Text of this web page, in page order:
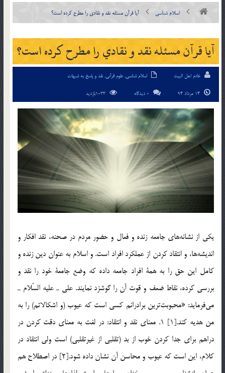
اسلام شناسی آيا قرآن مسئله نقد و نقادي را مطرح كرده است؟
آيا قرآن مسئله نقد و نقادي را مطرح كرده است؟
خادم اهل البیت اسلام شناسی,علوم قرآنی, نقد و پاسخ به شبهات
0 دیدگاه
يكي از نشانه‌هاي جامعه زنده و فعال و حضور مردم در صحنه، نقد افكار و
انديشه‌ها، و انتقاد كردن از عملكرد افراد است. و اسلام به عنوان دين زنده و
كامل اين حق را به همة افراد جامعه داده كه وضع جامعة خود را نقد و
بررسي كرده، نقاط ضعف و قوت آن را گوشزد نمايند. علي ـ عليه السّلام ـ
مي‌فرمايد: «محبوبت‌ترين برادرانم كسي است كه عيوب (و اشكالاتم) را به
من هديه كند.[1] 1. معناي نقد و انتقاد: در لغت به معناي دقت كردن در
دراهم براي جدا كردن خوب از بد (تقلبي از غيرتقلبي) است ولي انتقاد در
كلام، اين است كه عيوب و محاسن آن نشان داده شود.[2] در اصطلاح هم